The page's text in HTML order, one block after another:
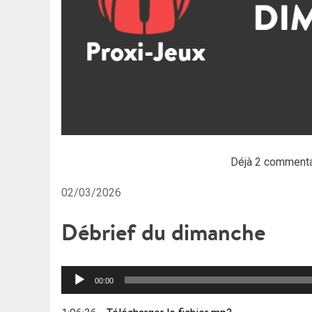
Déjà 2
02/03/2026
Débrief du dimanche
Lecteur
00:00